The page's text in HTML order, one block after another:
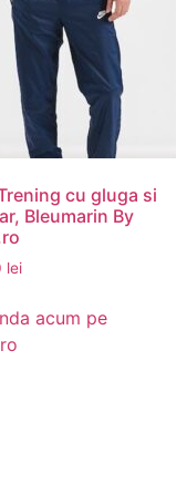
cu gluga si
Bleumarin By
lei
acum pe